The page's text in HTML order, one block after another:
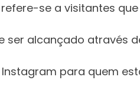
se a visitantes
ser alcançado através
para quem